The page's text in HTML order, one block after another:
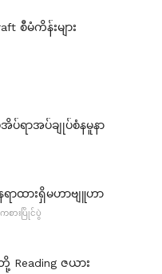
စီမံကိန်းများ
ပ်ရာအပ်ချုပ်စံနမူနာ
ရာထားရှိမဟာဗျူဟာ
ားပြိုင်ပွဲ
Reading ဇယား